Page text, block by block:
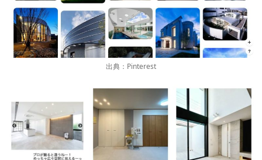
出典：Pinterest